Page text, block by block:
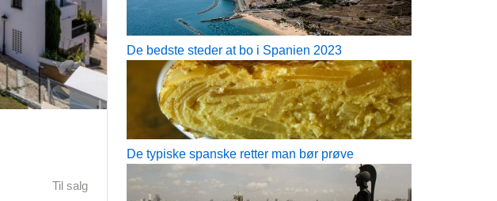
Til salg
De bedste steder at bo i Spanien 2023
De typiske spanske retter man bør prøve